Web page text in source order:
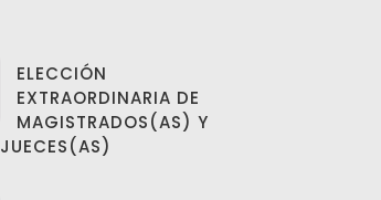
ELECCIÓN
EXTRAORDINARIA DE
MAGISTRADOS(AS) Y
JUECES(AS)